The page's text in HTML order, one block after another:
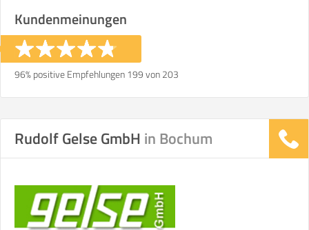
Kundenmeinungen
96% positive Empfehlungen 199 von 203
Rudolf Gelse GmbH in Bochum